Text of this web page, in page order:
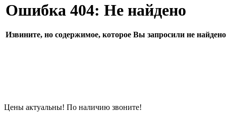
Ошибка 404: Не найдено
Извините, но содержимое, которое Вы запросили не найдено
Цены актуальны! По наличию звоните!